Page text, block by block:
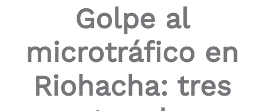
Golpe al
microtráfico en
Riohacha: tres